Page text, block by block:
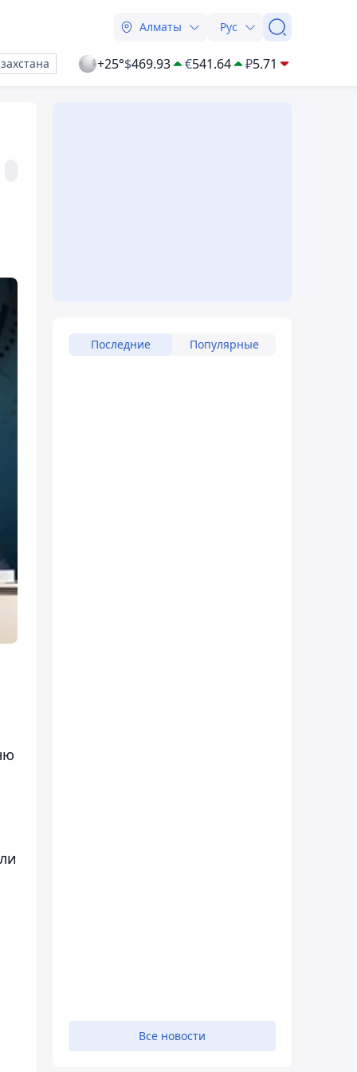
Алматы Рус
+25°$469.93 €541.64 ₽5.71
Последние Популярные
Все новости